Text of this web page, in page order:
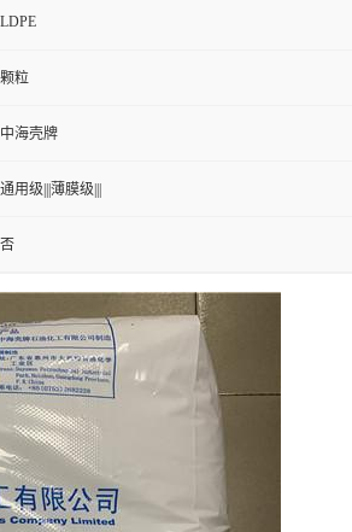
LDPE
颗粒
中海壳牌
通用级|||薄膜级|||
否